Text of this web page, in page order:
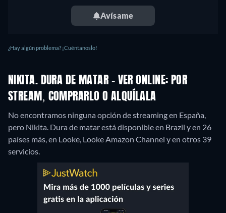
Avísame
¿Hay algún problema? ¡Cuéntanoslo!
NIKITA. DURA DE MATAR - VER ONLINE: POR
STREAM, COMPRARLO O ALQUÍLALA
No encontramos ninguna opción de streaming en España,
pero Nikita. Dura de matar está disponible en Brazil y en 26
países más, en Looke, Looke Amazon Channel y en otros 39
servicios.